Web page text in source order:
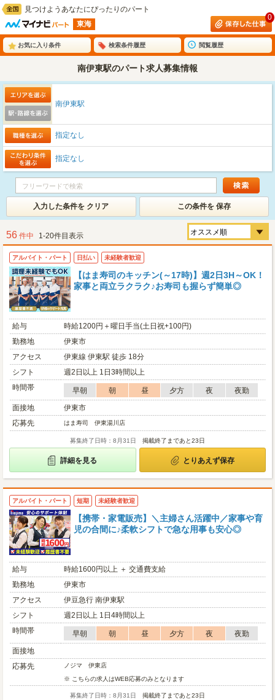
見つけようあなたにぴったりのパート
東海
0
お気に入り条件 検索条件履歴 閲覧履歴
南伊東駅のパート求人募集情報
南伊東駅
指定なし
指定なし
入力した条件を クリア この条件を 保存
56 件中 1-20件目表示
アルバイト・パート 日払い 未経験者歓迎
【はま寿司のキッチン(～17時)】週2日3H～OK！
家事と両立ラクラク♪お寿司も握らず簡単◎
給与
時給1200円＋曜日手当(土日祝+100円)
勤務地
伊東市
アクセス
伊東線 伊東駅 徒歩 18分
シフト
週2日以上 1日3時間以上
時間帯
早朝 朝 昼 夕方 夜
夜勤
面接地
伊東市
応募先
はま寿司 伊東湯川店
募集終了日時：8月31日 掲載終了まであと23日
詳細を見る とりあえず保存
アルバイト・パート 短期 未経験者歓迎
【携帯・家電販売】＼主婦さん活躍中／家事や育
児の合間に♪柔軟シフトで急な用事も安心◎
給与
時給1600円以上 ＋ 交通費支給
勤務地
伊東市
アクセス
伊豆急行 南伊東駅
シフト
週2日以上 1日4時間以上
時間帯
早朝 朝 昼 夕方 夜
夜勤
面接地
応募先
ノジマ 伊東店
※ こちらの求人はWEB応募のみとなります
募集終了日時：8月31日 掲載終了まであと23日